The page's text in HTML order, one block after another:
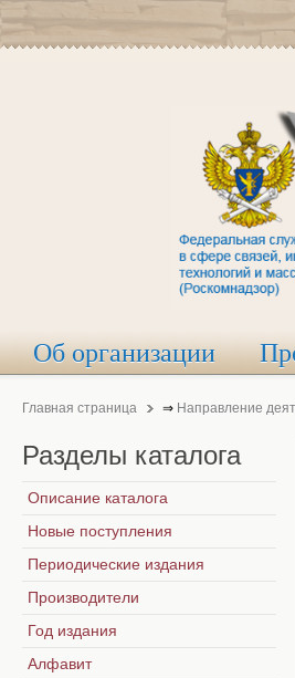
Об организации
Главная страница ⇒ Направление
Разделы каталога
Описание каталога
Новые поступления
Периодические издания
Производители
Год издания
Алфавит